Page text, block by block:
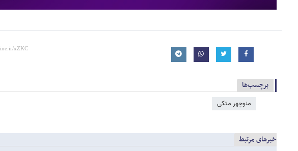
برچسب‌ها
منوچهر متکی
خبرهای مرتبط